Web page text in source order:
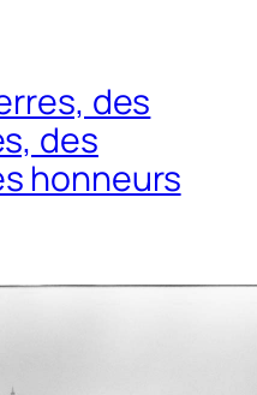
des
des
honneurs